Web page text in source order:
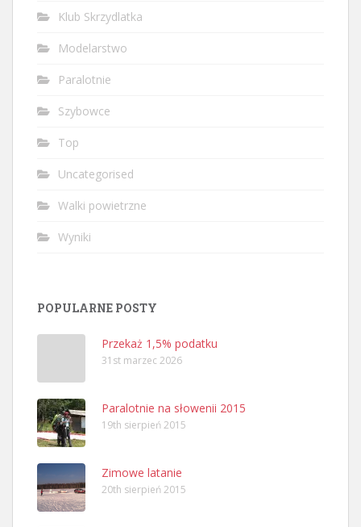
Klub Skrzydlatka
Modelarstwo
Paralotnie
Szybowce
Top
Uncategorised
Walki powietrzne
Wyniki
POPULARNE POSTY
Przekaż 1,5% podatku
31st marzec 2026
Paralotnie na słowenii 2015
19th sierpień 2015
Zimowe latanie
20th sierpień 2015